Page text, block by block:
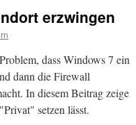
erzwingen
dass Windows 7 ein
dann die Firewall
In diesem Beitrag zeige
setzen lässt.